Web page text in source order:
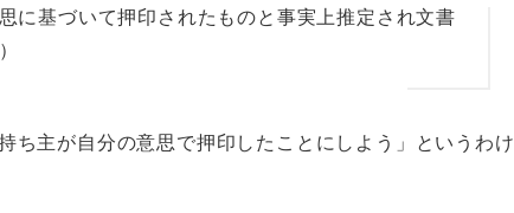
に基づいて押印されたものと事実上推定され文書
ち主が自分の意思で押印したことにしよう」 というわけ